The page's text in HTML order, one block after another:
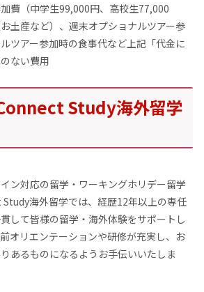
費（中学生99,000円、高校生77,000
土産など）、週末オプショナルツアー参
ツアー参加時の食事代など上記「代金に
ない費用
Study海外留学
ン対応の留学・ワーキングホリデー留学
海外留学では、経歴12年以上の専任
して皆様の留学・海外体験をサポートし
オリエンテーションや研修が充実し、お
あるものになるようお手伝いいたしま